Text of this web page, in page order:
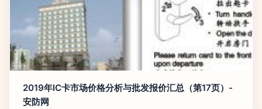
2019年IC卡市场价格分析与批发报价汇总（第17页）-
安防网